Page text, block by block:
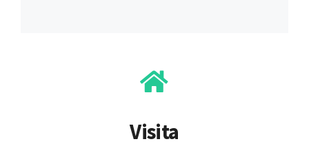
Visita